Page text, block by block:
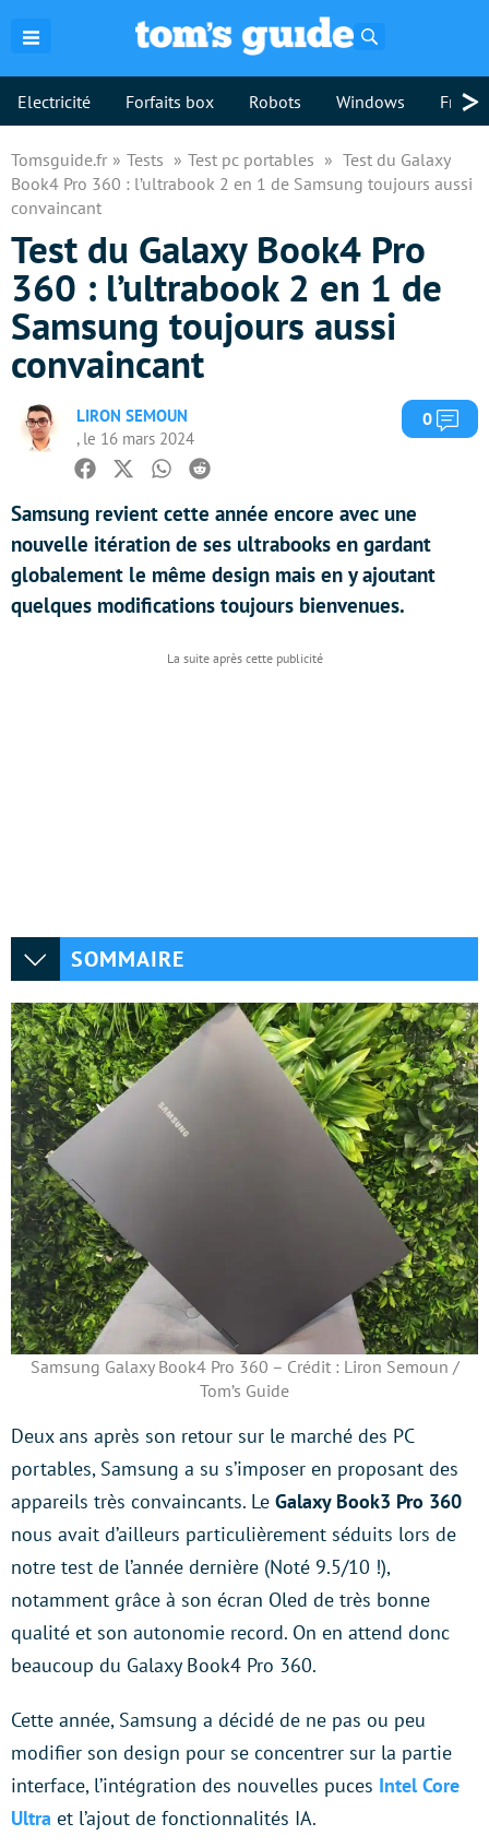
Electricité Forfaits box Robots Windows >
Tomsguide.fr Tests Test pc portables
Test du Galaxy
Book4 Pro 360 : l’ultrabook 2 en 1 de Samsung toujours aussi
convaincant
Test du Galaxy Book4 Pro
360 : l’ultrabook 2 en 1 de
Samsung toujours aussi
convaincant
LIRON SEMOUN
, le 16 mars 2024
0
Facebook
TwitterWhatsapp
Reddit
Samsung revient cette année encore avec une
nouvelle itération de ses ultrabooks en gardant
globalement le même design mais en y ajoutant
quelques modifications toujours bienvenues.
SOMMAIRE
Samsung Galaxy Book4 Pro 360 – Crédit : Liron Semoun /
Tom’s Guide
Deux ans après son retour sur le marché des PC
portables, Samsung a su s’imposer en proposant des
appareils très convaincants. Le Galaxy Book3 Pro 360
nous avait d’ailleurs particulièrement séduits lors de
notre test de l’année dernière (Noté 9.5/10 !),
notamment grâce à son écran Oled de très bonne
qualité et son autonomie record. On en attend donc
beaucoup du Galaxy Book4 Pro 360.
Cette année, Samsung a décidé de ne pas ou peu
modifier son design pour se concentrer sur la partie
interface, l’intégration des nouvelles puces Intel Core
Ultra et l’ajout de fonctionnalités IA.